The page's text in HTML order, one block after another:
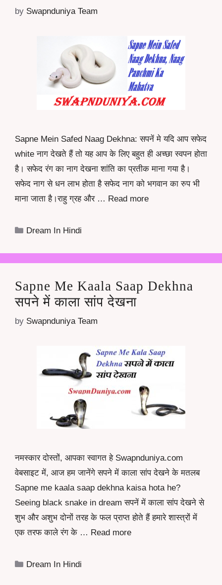
by Swapnduniya Team
Sapne Mein Safed Naag Dekhna: सपनें मे यदि आप सफेद
white नाग देखते हैं तो यह आप के लिए बहुत ही अच्छा स्वपन होता
है। सफेद रंग का नाग देखना शांति का प्रतीक माना गया है।
सफेद नाग से धन लाभ होता है सफेद नाग को भगवान का रुप भी
माना जाता है।राहु ग्रह और … Read more
Categories
Dream In Hindi
Sapne Me Kaala Saap Dekhna
सपने में काला सांप देखना
by Swapnduniya Team
नमस्कार दोस्तों, आपका स्वागत हे Swapnduniya.com
वेबसाइट में, आज हम जानेंगे सपने में काला सांप देखने के मतलब
Sapne me kaala saap dekhna kaisa hota he?
Seeing black snake in dream सपनें में काला सांप देखने से
शुभ और अशुभ दोनों तरह के फल प्राप्त होते हैं हमारे शास्त्रों में
एक तरफ काले रंग के … Read more
Categories
Dream In Hindi